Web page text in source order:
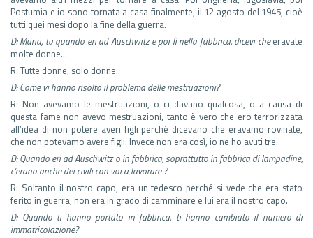
Postumia e io sono tornata a casa finalmente, il 12 agosto del 1945, cioè
tutti quei mesi dopo la fine della guerra.
D: Maria, tu quando eri ad Auschwitz e poi lì nella fabbrica, dicevi cheeravate
molte donne…
R: Tutte donne, solo donne.
D: Come vi hanno risolto il problema delle mestruazioni?
R: Non avevamo le mestruazioni, o ci davano qualcosa, o a causa di
questa fame non avevo mestruazioni, tanto è vero che ero terrorizzata
all’idea di non potere averi figli perché dicevano che eravamo rovinate,
che non potevamo avere figli. Invece non era così, io ne ho avuti tre.
D: Quando eri ad Auschwitz o in fabbrica, soprattutto in fabbrica di lampadine,
c’erano anche dei civili con voi a lavorare ?
R: Soltanto il nostro capo, era un tedesco perché si vede che era stato
ferito in guerra, non era in grado di camminare e lui era il nostro capo.
D: Quando ti hanno portato in fabbrica, ti hanno cambiato il numero di
immatricolazione?